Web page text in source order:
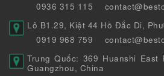
0936 315 115
Lô B1.29, Kiệt 44 Hồ Đắc Di,
0919 968 759
Trung Quốc: 369 Huanshi East
Guangzhou, China